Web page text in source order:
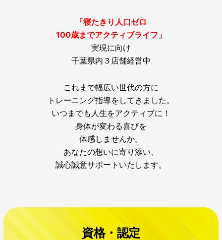
「寝たきり人口ゼロ
100歳までアクティブライフ」
実現に向け
千葉県内３店舗経営中
これまで幅広い世代の方に
トレーニング指導をしてきました。
いつまでも人生をアクティブに！
身体が変わる喜びを
体感しませんか。
あなたの想いに寄り添い、
誠心誠意サポートいたします。
資格・認定